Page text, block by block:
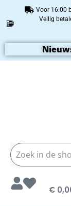
Voor 16:00
Veilig
€